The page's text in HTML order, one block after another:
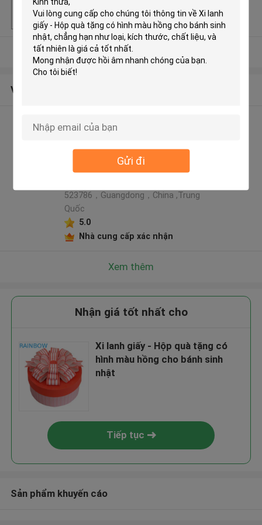
Gửi đi
Khả năng cung cấ
500000 chiếc / tuần
Xem thêm
Về chúng tôi
Rainbow packaging co,ltd hồ
Address: 5th Floor, Building 6,
523786，Guangdong，China ,Trung
Quốc
5.0
Nhà cung cấp xác nhận
Xem thêm
Nhận giá tốt nhất cho
Xi lanh giấy - Hộp quà tặng có
hình màu hồng cho bánh sinh
nhật
Tiếp tục
Sản phẩm khuyến cáo